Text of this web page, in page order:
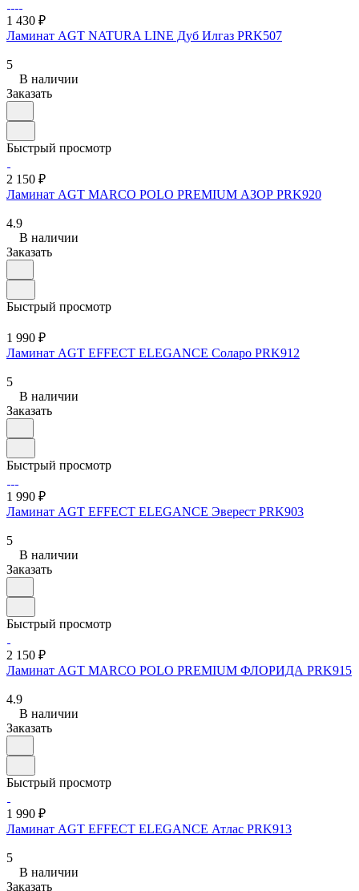
1 430 ₽
Ламинат AGT NATURA LINE Дуб Илгаз PRK507
5
В наличии
Заказать
Быстрый просмотр
2 150 ₽
Ламинат AGT MARСO POLO PREMIUM АЗОР PRK920
4.9
В наличии
Заказать
Быстрый просмотр
1 990 ₽
Ламинат AGT EFFECT ELEGANCE Соларо PRK912
5
В наличии
Заказать
Быстрый просмотр
1 990 ₽
Ламинат AGT EFFECT ELEGANCE Эверест PRK903
5
В наличии
Заказать
Быстрый просмотр
2 150 ₽
Ламинат AGT MARСO POLO PREMIUM ФЛОРИДА PRK915
4.9
В наличии
Заказать
Быстрый просмотр
1 990 ₽
Ламинат AGT EFFECT ELEGANCE Атлас PRK913
5
В наличии
Заказать